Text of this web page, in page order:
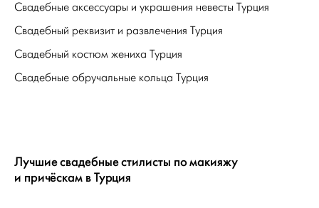
Свадебные аксессуары и украшения невесты Турция
Свадебный реквизит и развлечения Турция
Свадебный костюм жениха Турция
Свадебные обручальные кольца Турция
Лучшие свадебные стилисты по макияжу
и причёскам в Турция